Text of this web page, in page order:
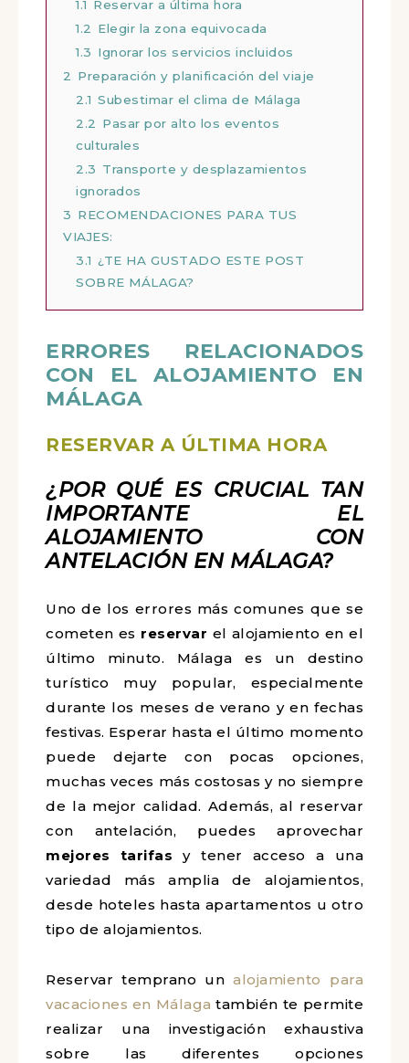
1.1 Reservar a última hora
1.2
Elegir la zona equivocada
1.3 Ignorar los servicios incluidos
2
Preparación y planificación del viaje
2.1 Subestimar el clima de Málaga
2.2
Pasar por alto los eventos
culturales
2.3 Transporte y desplazamientos
ignorados
3 RECOMENDACIONES PARA TUS
VIAJES:
3.1 ¿TE HA GUSTADO ESTE POST
SOBRE MÁLAGA?
ERRORES RELACIONADOS
CON EL ALOJAMIENTO EN
MÁLAGA
RESERVAR A ÚLTIMA HORA
¿POR QUÉ ES CRUCIAL TAN
IMPORTANTE EL
ALOJAMIENTO CON
ANTELACIÓN EN MÁLAGA?
Uno de los errores más comunes que se
cometen es reservar el alojamiento en el
último minuto. Málaga es un destino
turístico muy popular, especialmente
durante los meses de verano y en fechas
festivas. Esperar hasta el último momento
puede dejarte con pocas opciones,
muchas veces más costosas y no siempre
de la mejor calidad. Además, al reservar
con antelación, puedes aprovechar
mejores tarifas y tener acceso a una
variedad más amplia de alojamientos,
desde hoteles hasta apartamentos u otro
tipo de alojamientos.
Reservar temprano unalojamiento para
vacaciones en Málaga también te permite
realizar una investigación exhaustiva
sobre las diferentes opciones